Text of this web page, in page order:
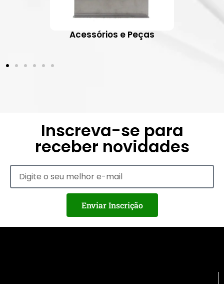
Acessórios e Peças
Inscreva-se para
receber novidades
Enviar Inscrição